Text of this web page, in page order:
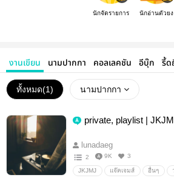
นักจัดรายการ นักอ่านตัวยง
งานเขียน นามปากกา คอลเลคชัน อีบุ๊ก รี้ด
ทั้งหมด(1) นามปากกา
private, playlist |
lunadaeg
2 9K 3
JKJMJ แจ๊คเจมส์ อื่นๆ